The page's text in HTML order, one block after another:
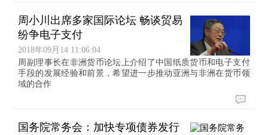
周小川出席多家国际论坛 畅谈贸易
纷争电子支付
2018年09月14 11:06:04
周副理事长在非洲货币论坛上介绍了中国纸质货币和电子支付
手段的发展经验和前景，希望进一步推动亚洲与非洲在货币领
域的合作
国务院常务会：加快专项债券发行